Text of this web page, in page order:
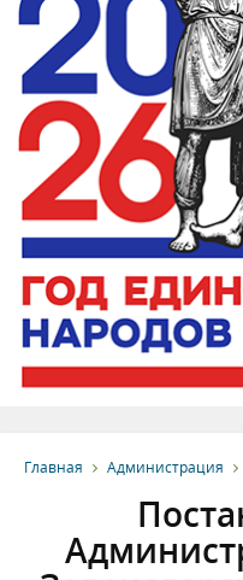
Главная Администрация